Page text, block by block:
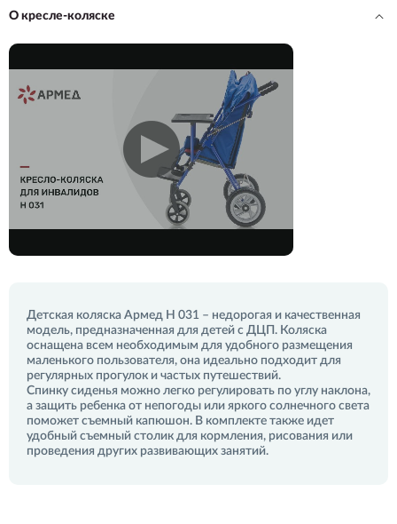
О кресле-коляске
Детская коляска Армед Н 031 – недорогая и качественная
модель, предназначенная для детей с ДЦП. Коляска
оснащена всем необходимым для удобного размещения
маленького пользователя, она идеально подходит для
регулярных прогулок и частых путешествий.
Спинку сиденья можно легко регулировать по углу наклона,
а защить ребенка от непогоды или яркого солнечного света
поможет съемный капюшон. В комплекте также идет
удобный съемный столик для кормления, рисования или
проведения других развивающих занятий.